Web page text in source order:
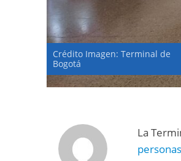
Crédito Imagen: Terminal de
Bogotá
La
personas